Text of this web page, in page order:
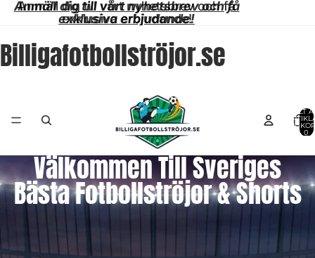
Anmäll dig till vårt nyhetsbrev och få
exklusiva erbjudande!
Anmäll dig till vårt nyhetsbrev och få
exklusiva erbjudande!
Billigafotbollströjor.se
TOTALT
0
Välkommen Till Sveriges
Bästa Fotbollströjor & Shorts